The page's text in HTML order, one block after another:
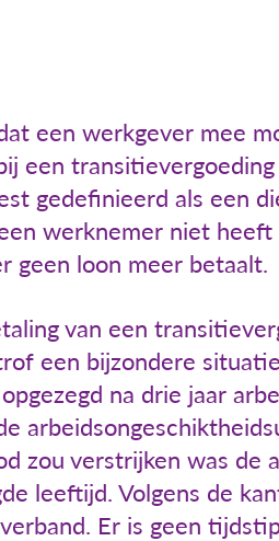
een werkgever mee
een
gedefinieerd als een
werknemer niet heeft
geen loon meer betaalt.
van een
een bijzondere
na drie jaar
zou verstrijken was de
leeftijd. Volgens de
Er is geen